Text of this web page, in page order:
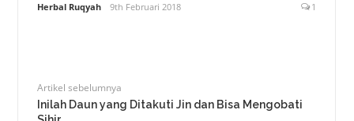
Herbal Ruqyah 9th Februari 2018 1
Artikel sebelumnya
Inilah Daun yang Ditakuti Jin dan Bisa Mengobati